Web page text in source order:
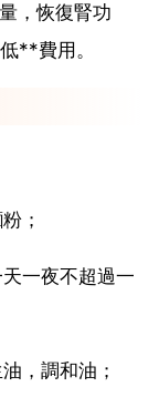
，恢復腎功
**費用。
；
一夜不超過一
，調和油；